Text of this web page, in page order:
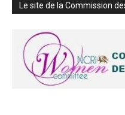
Le site de la Commission